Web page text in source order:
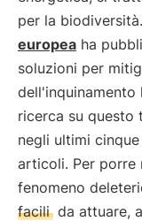
per la
europea ha
soluzioni per
dell'inquinamento
ricerca su questo
negli ultimi
articoli. Per porre
fenomeno
facili da attuare,